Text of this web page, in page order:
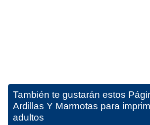
También te gustarán estos
Ardillas Y Marmotas para
adultos